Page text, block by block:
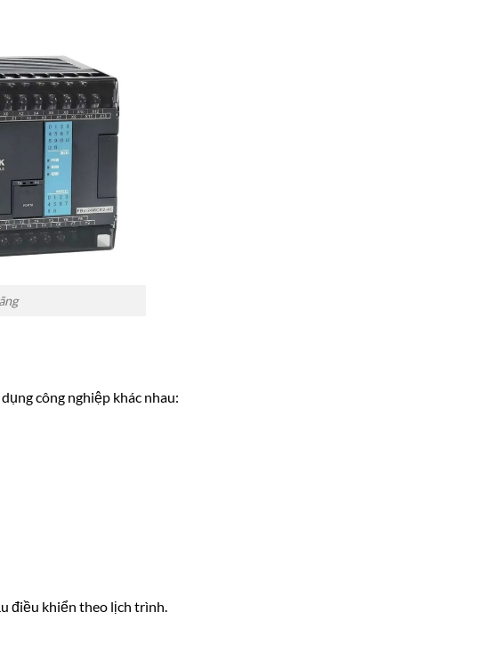
công nghiệp khác nhau:
điều khiển theo lịch trình.